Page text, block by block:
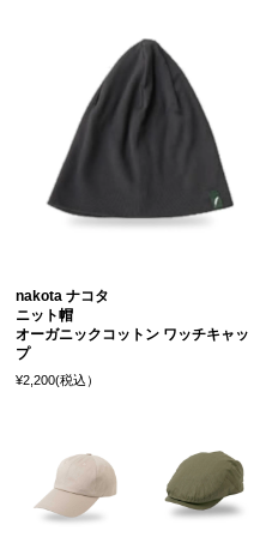
nakota ナコタ
ニット帽
オーガニックコットン ワッチキャッ
プ
¥2,200(税込）